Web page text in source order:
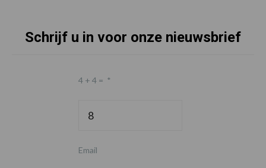
Schrijf u in voor onze nieuwsbrief
4 + 4 = *
Email